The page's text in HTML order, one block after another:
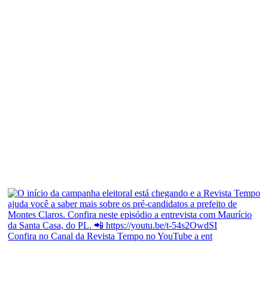
Confira no Canal da Revista Tempo no YouTube a ent